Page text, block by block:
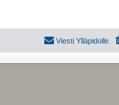
Viesti Ylläpidolle